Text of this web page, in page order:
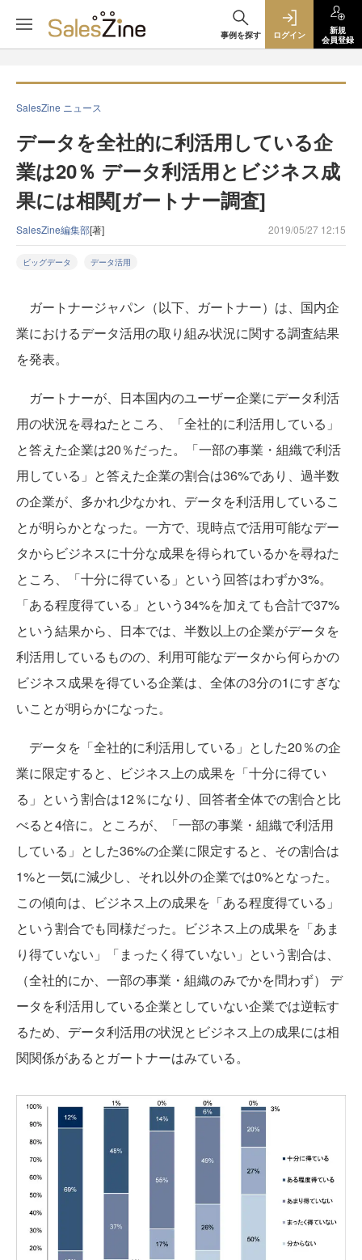
事例を探す ログイン
新規
会員登録
SalesZine ニュース
データを全社的に利活用している企
業は20％ データ利活用とビジネス成
果には相関[ガートナー調査]
SalesZine編集部[著] 2019/05/27 12:15
ビッグデータ データ活用
ガートナージャパン（以下、ガートナー）は、国内企
業におけるデータ活用の取り組み状況に関する調査結果
を発表。
ガートナーが、日本国内のユーザー企業にデータ利活
用の状況を尋ねたところ、「全社的に利活用している」
と答えた企業は20％だった。「一部の事業・組織で利活
用している」と答えた企業の割合は36%であり、過半数
の企業が、多かれ少なかれ、データを利活用しているこ
とが明らかとなった。一方で、現時点で活用可能なデー
タからビジネスに十分な成果を得られているかを尋ねた
ところ、「十分に得ている」という回答はわずか3%。
「ある程度得ている」という34%を加えても合計で37%
という結果から、日本では、半数以上の企業がデータを
利活用しているものの、利用可能なデータから何らかの
ビジネス成果を得ている企業は、全体の3分の1にすぎな
いことが明らかになった。
データを「全社的に利活用している」とした20％の企
業に限定すると、ビジネス上の成果を「十分に得てい
る」という割合は12％になり、回答者全体での割合と比
べると4倍に。ところが、「一部の事業・組織で利活用
している」とした36%の企業に限定すると、その割合は
1%と一気に減少し、それ以外の企業では0%となった。
この傾向は、ビジネス上の成果を「ある程度得ている」
という割合でも同様だった。ビジネス上の成果を「あま
り得ていない」「まったく得ていない」という割合は、
（全社的にか、一部の事業・組織のみでかを問わず） デ
ータを利活用している企業としていない企業では逆転す
るため、データ利活用の状況とビジネス上の成果には相
関関係があるとガートナーはみている。